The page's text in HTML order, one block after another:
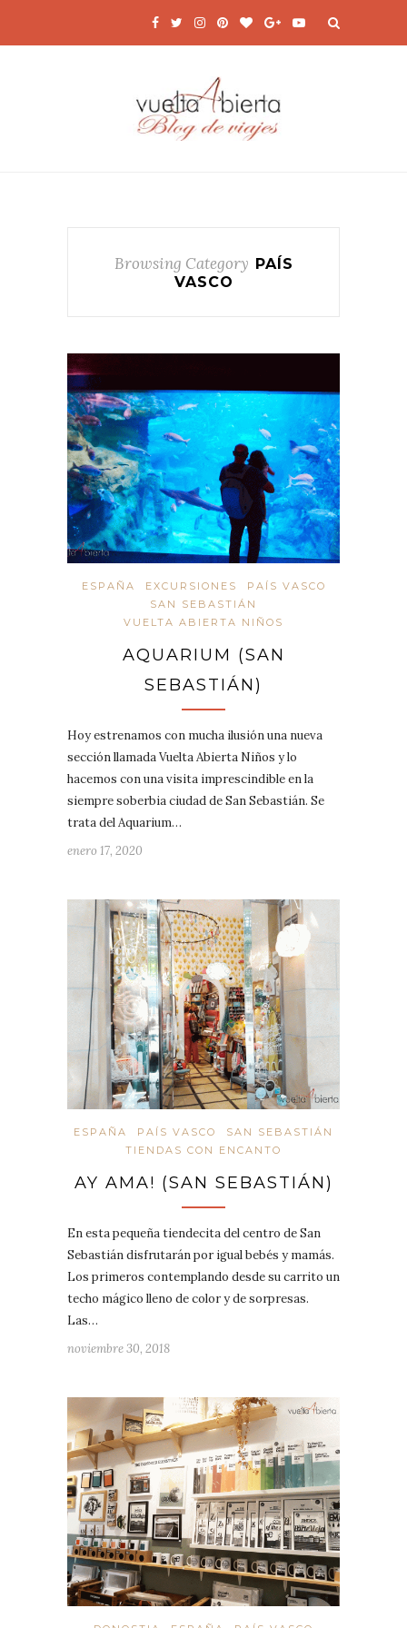
Browsing Category PAÍS
VASCO
ESPAÑA EXCURSIONES
PAÍS VASCO
SAN SEBASTIÁN
VUELTA ABIERTA NIÑOS
AQUARIUM (SAN
SEBASTIÁN)
Hoy estrenamos con mucha ilusión una nueva
sección llamada Vuelta Abierta Niños y lo
hacemos con una visita imprescindible en la
siempre soberbia ciudad de San Sebastián. Se
trata del Aquarium…
enero 17, 2020
ESPAÑA PAÍS VASCO
SAN SEBASTIÁN
TIENDAS CON ENCANTO
AY AMA! (SAN SEBASTIÁN)
En esta pequeña tiendecita del centro de San
Sebastián disfrutarán por igual bebés y mamás.
Los primeros contemplando desde su carrito un
techo mágico lleno de color y de sorpresas.
Las…
noviembre 30, 2018